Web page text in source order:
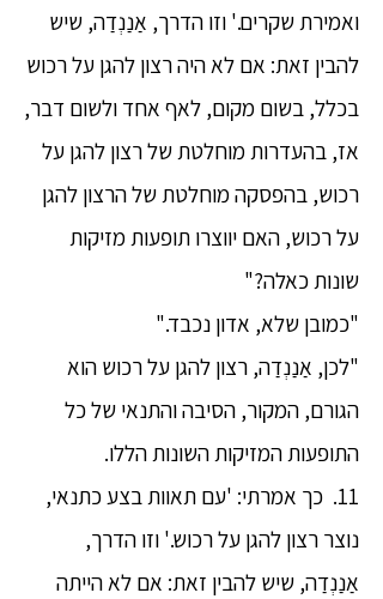
ואמירת שקרים.' וזו הדרך, אַנַנְדַה, שיש
להבין זאת: אם לא היה רצון להגן על רכוש
בכלל, בשום מקום, לאף אחד ולשום דבר,
אז, בהעדרות מוחלטת של רצון להגן על
רכוש, בהפסקה מוחלטת של הרצון להגן
על רכוש, האם יווצרו תופעות מזיקות
שונות כאלה?"
"כמובן שלא, אדון נכבד."
"לכן, אַנַנְדַה, רצון להגן על רכוש הוא
הגורם, המקור, הסיבה והתנאי של כל
התופעות המזיקות השונות הללו.
11. כך אמרתי: 'עם תאוות בצע כתנאי,
נוצר רצון להגן על רכוש.' וזו הדרך,
אַנַנְדַה, שיש להבין זאת: אם לא הייתה